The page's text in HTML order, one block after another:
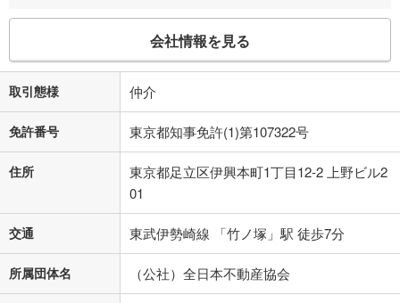
会社情報を見る
取引態様 仲介
免許番号 東京都知事免許(1)第107322号
住所
東京都足立区伊興本町1丁目12-2 上野ビル2
01
交通 東武伊勢崎線 「竹ノ塚」駅 徒歩7分
所属団体名 （公社）全日本不動産協会